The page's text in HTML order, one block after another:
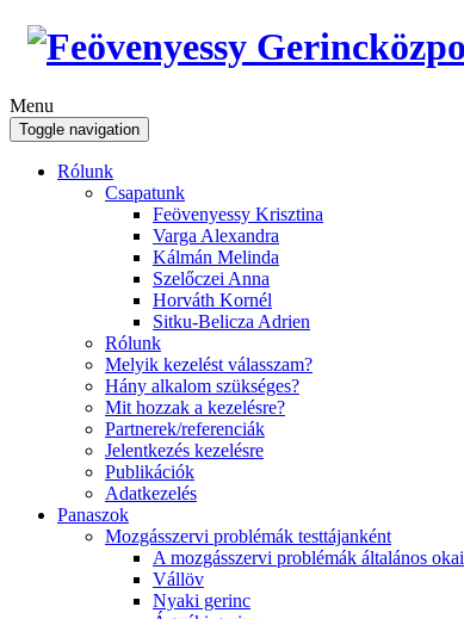
Menu
Toggle navigation
Rólunk
Csapatunk
Feövenyessy Krisztina
Varga Alexandra
Kálmán Melinda
Szelőczei Anna
Horváth Kornél
Sitku-Belicza Adrien
Rólunk
Melyik kezelést válasszam?
Hány alkalom szükséges?
Mit hozzak a kezelésre?
Partnerek/referenciák
Jelentkezés kezelésre
Publikációk
Adatkezelés
Panaszok
Mozgásszervi problémák testtájanként
A mozgásszervi problémák általános okai
Vállöv
Nyaki gerinc